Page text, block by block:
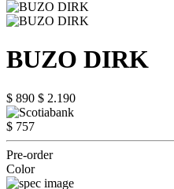
BUZO DIRK
$ 890 $ 2.190
$ 757
Pre-order
Color